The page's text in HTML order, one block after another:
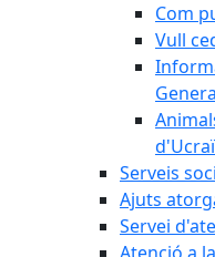
Com
Vull
Serveis
Ajuts
Servei